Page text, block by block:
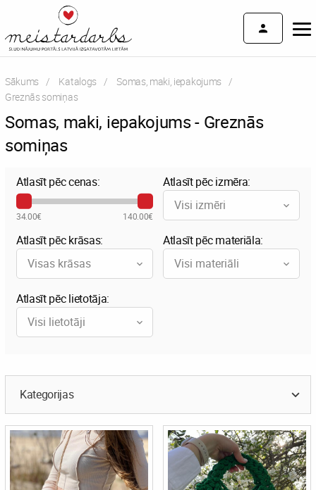
Sākums Katalogs
Somas, maki, iepakojums
Current:
Greznās somiņas
Somas, maki, iepakojums - Greznās
somiņas
Atlasīt pēc cenas:
34.00€ 140.00€
Atlasīt pēc izmēra:
Visi izmēri
Atlasīt pēc krāsas:
Visas krāsas
Atlasīt pēc materiāla:
Visi materiāli
Atlasīt pēc lietotāja:
Visi lietotāji
Kategorijas